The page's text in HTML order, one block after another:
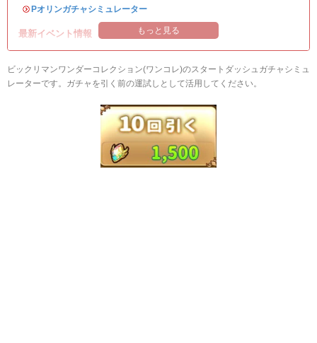
・Pオリンガチャシミュレーター
最新イベント情報 もっと見る
ビックリマンワンダーコレクション(ワンコレ)のスタートダッシュガチャシミュ
レーターです。ガチャを引く前の運試しとして活用してください。